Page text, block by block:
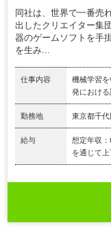
同社は、世界で一番売
出したクリエイター集
器のゲームソフトを手
を生み...
仕事内容
機械学習
発における
勤務地 東京都千
給与
想定年収
を通じて上